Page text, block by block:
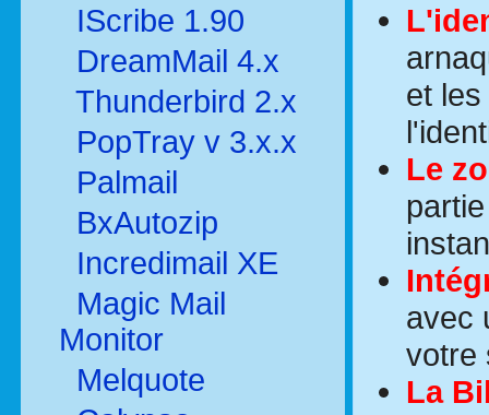
IScribe 1.90
DreamMail 4.x
Thunderbird 2.x
PopTray v 3.x.x
Palmail
BxAutozip
Incredimail XE
Magic Mail
Monitor
Melquote
et
Le
avec
votre
La